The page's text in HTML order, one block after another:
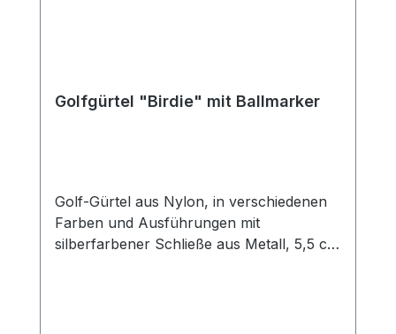
Golfgürtel "Birdie" mit Ballmarker
Golf-Gürtel aus Nylon, in verschiedenen
Farben und Ausführungen mit
silberfarbener Schließe aus Metall, 5,5 cm